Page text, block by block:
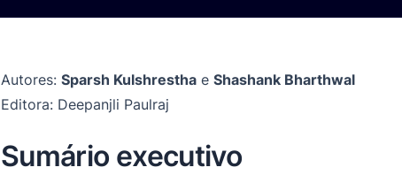
Autores: Sparsh Kulshresthae Shashank Bharthwal
Editora: Deepanjli Paulraj
Sumário executivo